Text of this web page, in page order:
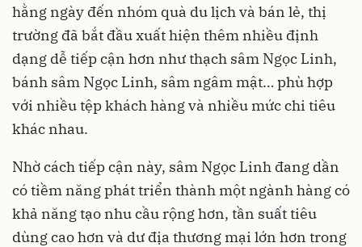
hằng ngày đến nhóm quà du lịch và bán lẻ, thị
trường đã bắt đầu xuất hiện thêm nhiều định
dạng dễ tiếp cận hơn như thạch sâm Ngọc Linh,
bánh sâm Ngọc Linh, sâm ngâm mật… phù hợp
với nhiều tệp khách hàng và nhiều mức chi tiêu
khác nhau.
Nhờ cách tiếp cận này, sâm Ngọc Linh đang dần
có tiềm năng phát triển thành một ngành hàng có
khả năng tạo nhu cầu rộng hơn, tần suất tiêu
dùng cao hơn và dư địa thương mại lớn hơn trong